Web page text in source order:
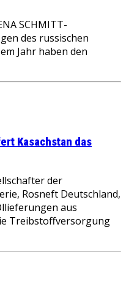
SCHMITT-
des russischen
Jahr haben den
Kasachstan das
der
Rosneft Deutschland,
aus
Treibstoffversorgung